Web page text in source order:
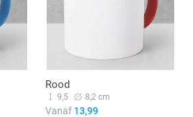
Rood
9,5 8,2 cm
Vanaf13,99